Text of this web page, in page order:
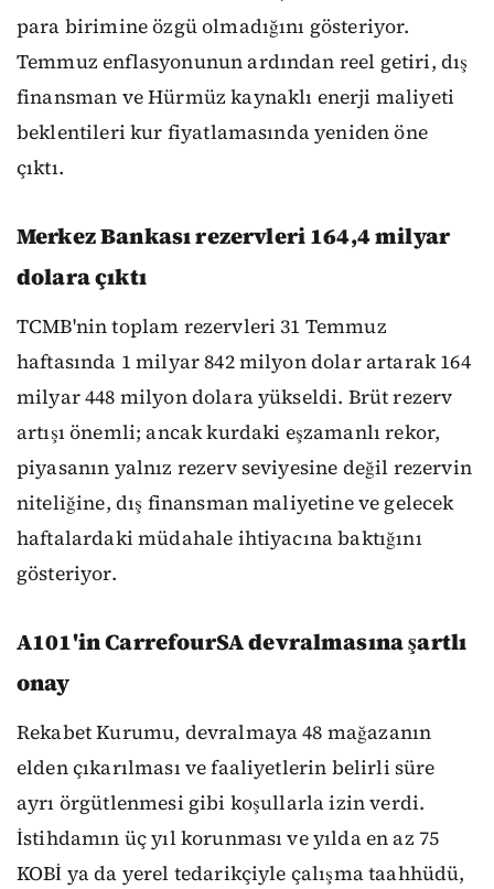
para birimine özgü olmadığını gösteriyor.
Temmuz enflasyonunun ardından reel getiri, dış
finansman ve Hürmüz kaynaklı enerji maliyeti
beklentileri kur fiyatlamasında yeniden öne
çıktı.
Merkez Bankası rezervleri 164,4 milyar
dolara çıktı
TCMB'nin toplam rezervleri 31 Temmuz
haftasında 1 milyar 842 milyon dolar artarak 164
milyar 448 milyon dolara yükseldi. Brüt rezerv
artışı önemli; ancak kurdaki eşzamanlı rekor,
piyasanın yalnız rezerv seviyesine değil rezervin
niteliğine, dış finansman maliyetine ve gelecek
haftalardaki müdahale ihtiyacına baktığını
gösteriyor.
A101'in CarrefourSA devralmasına şartlı
onay
Rekabet Kurumu, devralmaya 48 mağazanın
elden çıkarılması ve faaliyetlerin belirli süre
ayrı örgütlenmesi gibi koşullarla izin verdi.
İstihdamın üç yıl korunması ve yılda en az 75
KOBİ ya da yerel tedarikçiyle çalışma taahhüdü,